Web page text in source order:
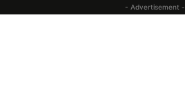
- Advertisement -